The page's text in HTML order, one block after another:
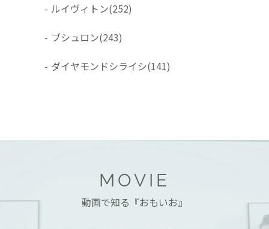
- ルイヴィトン(252)
- ブシュロン(243)
- ダイヤモンドシライシ(141)
MOVIE
動画で知る『おもいお』